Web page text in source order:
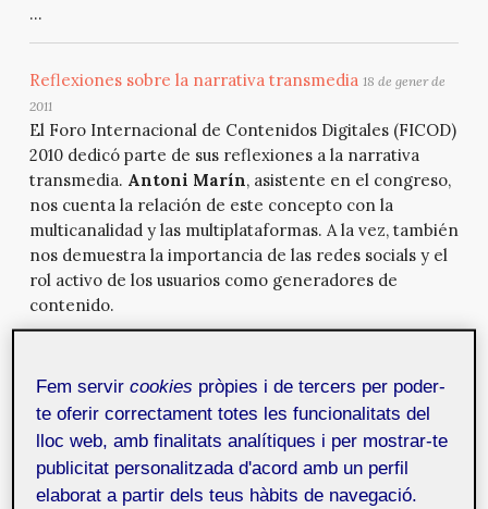
...
Reflexiones sobre la narrativa transmedia 18 de gener de
2011
El Foro Internacional de Contenidos Digitales (FICOD)
2010 dedicó parte de sus reflexiones a la narrativa
transmedia. Antoni Marín, asistente en el congreso,
nos cuenta la relación de este concepto con la
multicanalidad y las multiplataformas. A la vez, también
nos demuestra la importancia de las redes socials y el
rol activo de los usuarios como generadores de
contenido.
Paquita Ribas ha podido iniciarse en el mundo de
Wikipedia gracias a la asignatura de Imagen y lenguaje
visual de la UOC. Para realizar la práctica eligió
cambiar el rojo por el azul en la palabra Frutiger, un
estilo de tipografía creada por Adrian Frutiger. Aquí
Fem servircookies pròpies i de tercers per poder-
te oferir correctament totes les funcionalitats del
lloc web, amb finalitats analítiques i per mostrar-te
publicitat personalitzada d'acord amb un perfil
elaborat a partir dels teus hàbits de navegació.